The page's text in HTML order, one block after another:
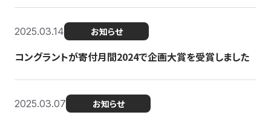
2025.03.14 お知らせ
コングラントが寄付月間2024で企画大賞を受賞しました
2025.03.07 お知らせ